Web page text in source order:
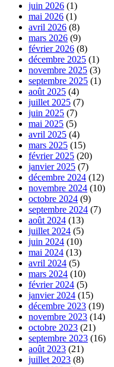
juin 2026 (1)
mai 2026 (1)
avril 2026 (8)
mars 2026 (9)
février 2026 (8)
décembre 2025 (1)
novembre 2025 (3)
septembre 2025 (1)
août 2025 (4)
juillet 2025 (7)
juin 2025 (7)
mai 2025 (5)
avril 2025 (4)
mars 2025 (15)
février 2025 (20)
janvier 2025 (7)
décembre 2024 (12)
novembre 2024 (10)
octobre 2024 (9)
septembre 2024 (7)
août 2024 (13)
juillet 2024 (5)
juin 2024 (10)
mai 2024 (13)
avril 2024 (5)
mars 2024 (10)
février 2024 (5)
janvier 2024 (15)
décembre 2023 (19)
novembre 2023 (14)
octobre 2023 (21)
septembre 2023 (16)
août 2023 (21)
juillet 2023 (8)